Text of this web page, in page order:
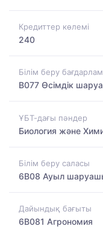
Кредиттер көлемі
240
Білім беру
B077 Өсімдік
ҰБТ-дағы пәндер
Биология және
Білім беру саласы
6B08 Ауыл
Дайындық бағыты
6B081 Агрономия